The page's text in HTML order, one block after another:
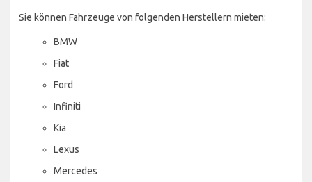
Sie können Fahrzeuge von folgenden Herstellern mieten:
BMW
Fiat
Ford
Infiniti
Kia
Lexus
Mercedes